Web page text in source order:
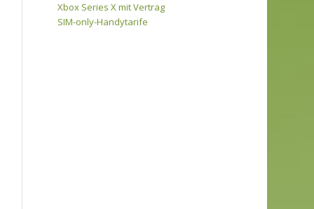
Xbox Series X mit Vertrag
SIM-only-Handytarife